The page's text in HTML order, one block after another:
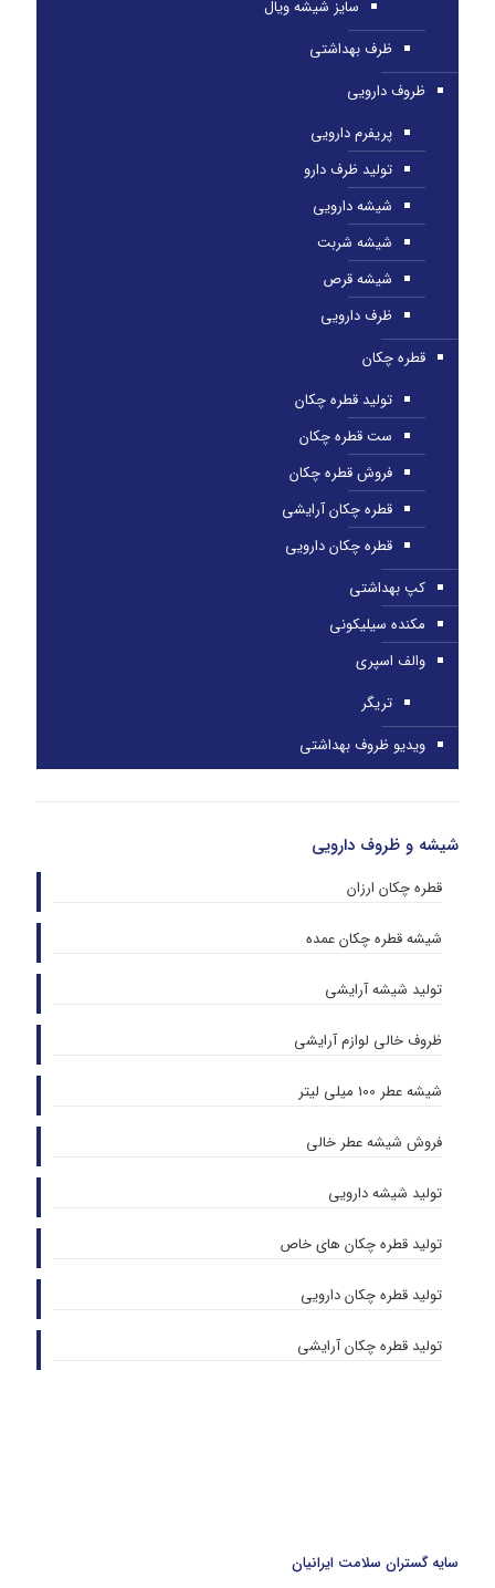
سایز شیشه ویال
ظرف بهداشتی
ظروف دارویی
پریفرم دارویی
تولید ظرف دارو
شیشه دارویی
شیشه شربت
شیشه قرص
ظرف دارویی
قطره چکان
تولید قطره چکان
ست قطره چکان
فروش قطره چکان
قطره چکان آرایشی
قطره چکان دارویی
کپ بهداشتی
مکنده سیلیکونی
والف اسپری
تریگر
ویدیو ظروف بهداشتی
شیشه و ظروف دارویی
قطره چکان ارزان
شیشه قطره چکان عمده
تولید شیشه آرایشی
ظروف خالی لوازم آرایشی
شیشه عطر 100 میلی لیتر
فروش شیشه عطر خالی
تولید شیشه دارویی
تولید قطره چکان های خاص
تولید قطره چکان دارویی
تولید قطره چکان آرایشی
سایه گستران سلامت ایرانیان